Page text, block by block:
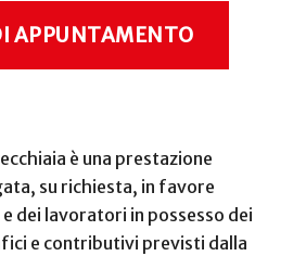
APPUNTAMENTO
è una prestazione
su richiesta, in favore
dei lavoratori in possesso dei
e contributivi previsti dalla